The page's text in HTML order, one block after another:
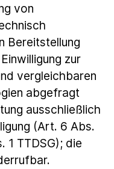
von
Bereitstellung
zur
vergleichbaren
abgefragt
ausschließlich
(Art. 6 Abs.
1 TTDSG); die